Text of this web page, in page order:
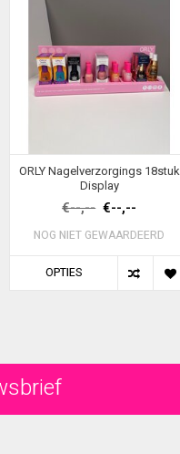
ORLY Nagelverzorgings 18stuk
Display
€--,-- €--,--
NOG NIET GEWAARDEERD
OPTIES